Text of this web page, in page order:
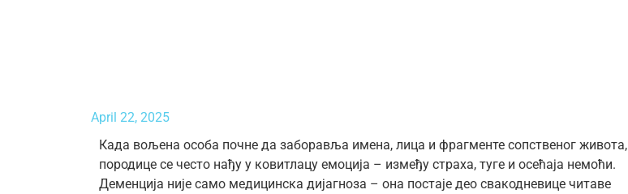
April 22, 2025
Када вољена особа почне да заборавља имена, лица и фрагменте сопственог живота,
породице се често нађу у ковитлацу емоција – између страха, туге и осећаја немоћи.
Деменција није само медицинска дијагноза – она постаје део свакодневице читаве